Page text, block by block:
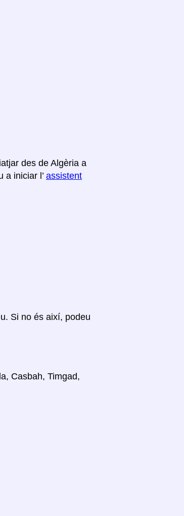
des de Algèria a
a iniciar l’ assistent
Si no és així, podeu
Casbah, Timgad,